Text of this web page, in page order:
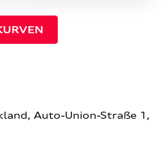
Auto-Union-Straße 1,